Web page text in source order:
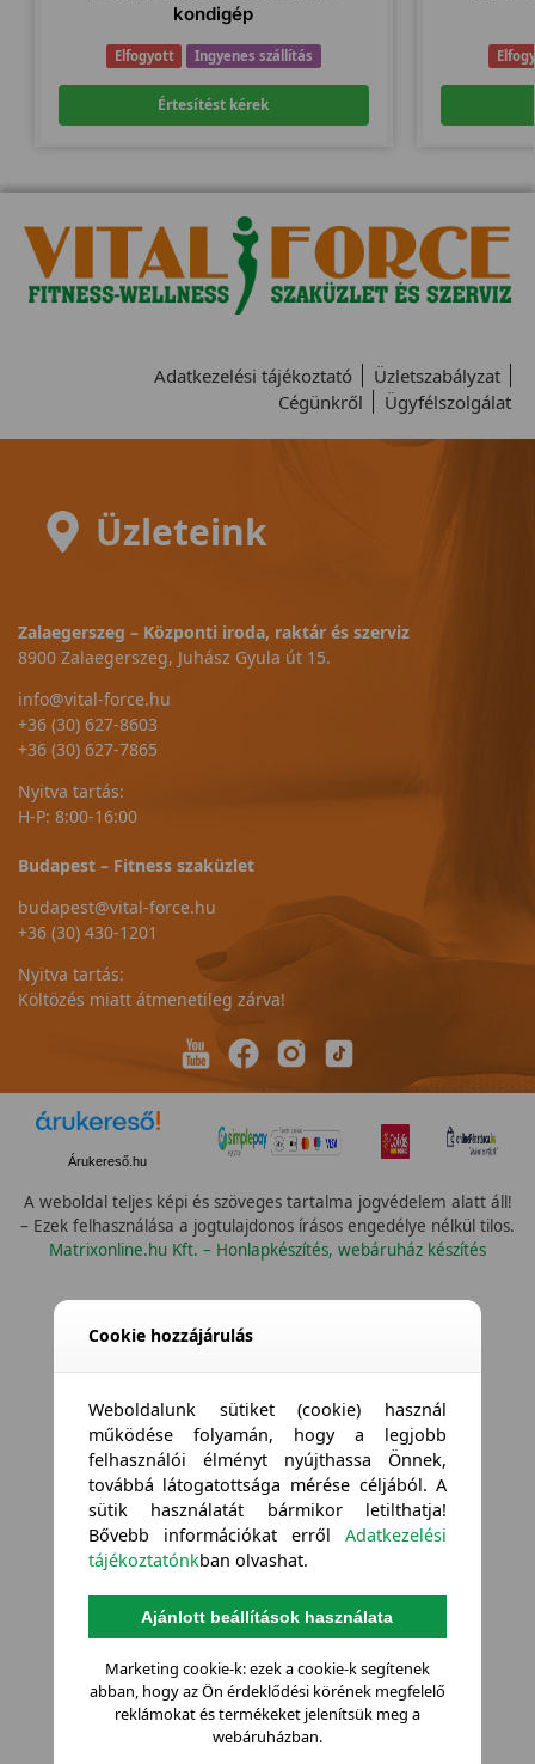
kondigép
Elfogyott Ingyenes szállítás
Értesítést kérek
Adatkezelési tájékoztató
Üzletszabályzat
Cégünkről
Ügyfélszolgálat
Üzleteink
Zalaegerszeg – Központi iroda, raktár és szerviz
8900 Zalaegerszeg, Juhász Gyula út 15.
info@vital-force.hu
+36 (30) 627-8603
+36 (30) 627-7865
Nyitva tartás:
H-P: 8:00-16:00
Budapest – Fitness szaküzlet
budapest@vital-force.hu
+36 (30) 430-1201
Nyitva tartás:
Költözés miatt átmenetileg zárva!
Árukereső.hu
A weboldal teljes képi és szöveges tartalma jogvédelem alatt áll!
– Ezek felhasználása a jogtulajdonos írásos engedélye nélkül tilos.
Matrixonline.hu Kft. – Honlapkészítés, webáruház készítés
Cookie hozzájárulás
Weboldalunk sütiket (cookie) használ
működése folyamán, hogy a legjobb
felhasználói élményt nyújthassa Önnek,
továbbá látogatottsága mérése céljából. A
sütik használatát bármikor letilthatja!
Bővebb információkat errőlAdatkezelési
tájékoztatónkban olvashat.
Ajánlott beállítások használata
Marketing cookie-k: ezek a cookie-k segítenek
abban, hogy az Ön érdeklődési körének megfelelő
reklámokat és termékeket jelenítsük meg a
webáruházban.